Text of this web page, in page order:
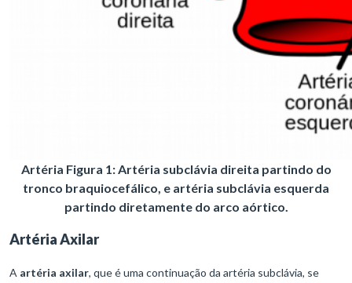
Artéria Figura 1: Artéria subclávia direita partindo do
tronco braquiocefálico, e artéria subclávia esquerda
partindo diretamente do arco aórtico.
Artéria Axilar
A artéria axilar, que é uma continuação da artéria subclávia, se